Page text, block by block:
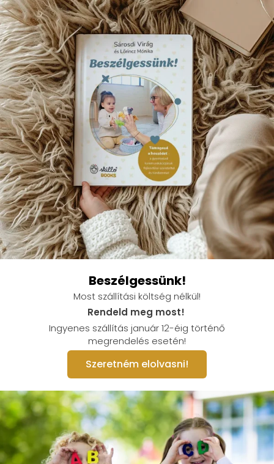
Beszélgessünk!
Most szállítási költség nélkül!
Rendeld meg most!
Ingyenes szállítás január 12-éig történő
megrendelés esetén!
Szeretném elolvasni!